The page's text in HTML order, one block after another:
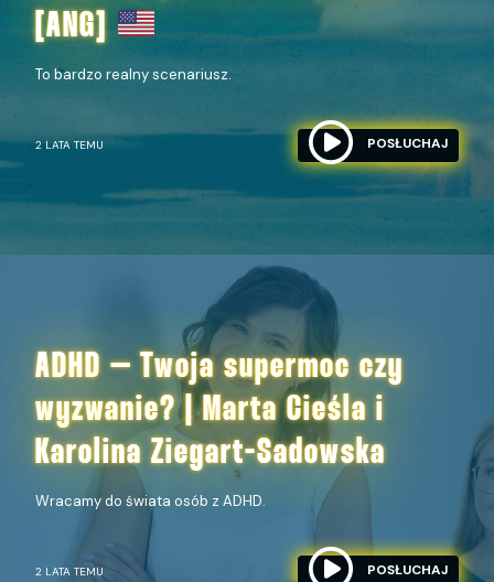
[ANG]
To bardzo realny scenariusz.
2 LATA TEMU POSŁUCHAJ
ADHD – Twoja supermoc czy
wyzwanie? | Marta Cieśla i
Karolina Ziegart-Sadowska
Wracamy do świata osób z ADHD.
2 LATA TEMU POSŁUCHAJ